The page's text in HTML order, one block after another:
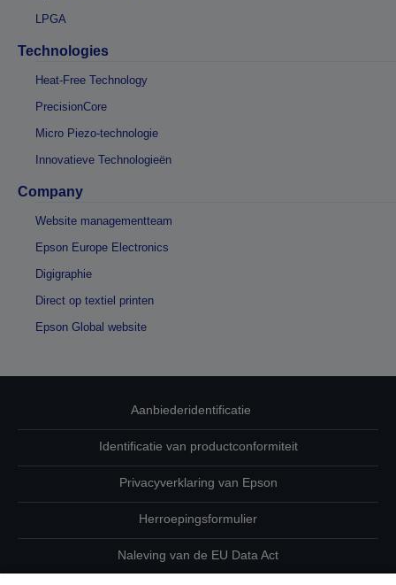
LPGA
Technologies
Heat-Free Technology
PrecisionCore
Micro Piezo-technologie
Innovatieve Technologieën
Company
Website managementteam
Epson Europe Electronics
Digigraphie
Direct op textiel printen
Epson Global website
Aanbiederidentificatie
Identificatie van productconformiteit
Privacyverklaring van Epson
Herroepingsformulier
Naleving van de EU Data Act